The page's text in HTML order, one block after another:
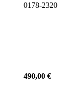
0178-2320
490,00 €